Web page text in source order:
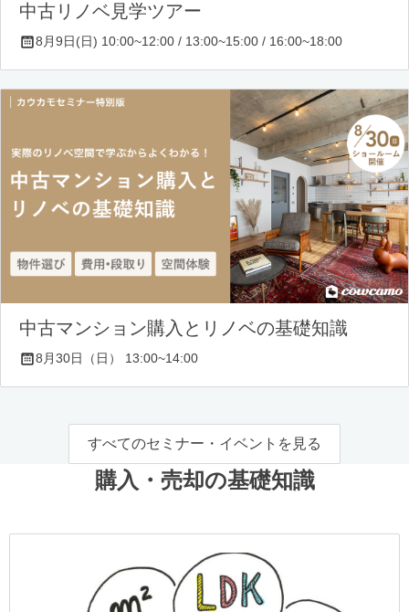
中古リノベ見学ツアー
8月9日(日) 10:00~12:00 / 13:00~15:00 / 16:00~18:00
中古マンション購入とリノベの基礎知識
8月30日（日） 13:00~14:00
すべてのセミナー・イベントを見る
購入・売却の基礎知識